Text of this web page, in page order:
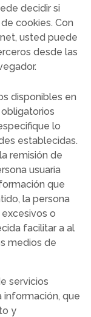
decidir si
cookies. Con
usted puede
desde las
disponibles en
lo
establecidas.
remisión de
usuaria
que
la persona
o
facilitar a al
medios de
servicios
información, que
y